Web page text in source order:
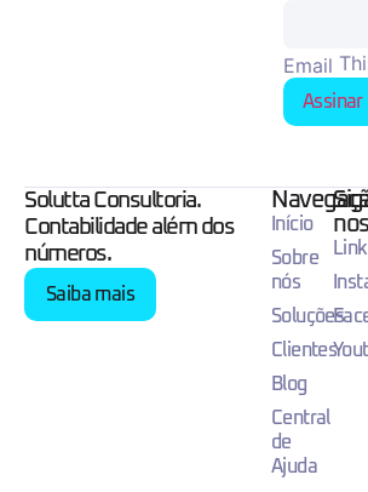
Email
Assinar
Solutta Consultoria.
Contabilidade além dos
números.
Saiba mais
Início
Sobre
nós
Soluções
Clientes
Blog
Central
de
Ajuda
nos